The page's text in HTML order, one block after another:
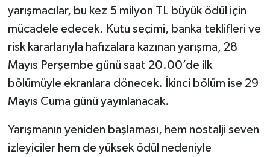
yarışmacılar, bu kez 5 milyon TL büyük ödül için
mücadele edecek. Kutu seçimi, banka teklifleri ve
risk kararlarıyla hafızalara kazınan yarışma, 28
Mayıs Perşembe günü saat 20.00’de ilk
bölümüyle ekranlara dönecek. İkinci bölüm ise 29
Mayıs Cuma günü yayınlanacak.
Yarışmanın yeniden başlaması, hem nostalji seven
izleyiciler hem de yüksek ödül nedeniyle